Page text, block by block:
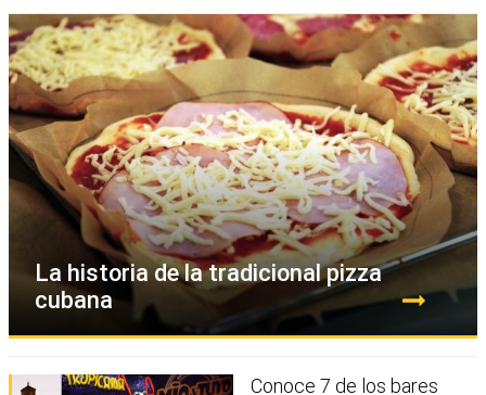
La historia de la tradicional pizza
cubana
Conoce 7 de los bares